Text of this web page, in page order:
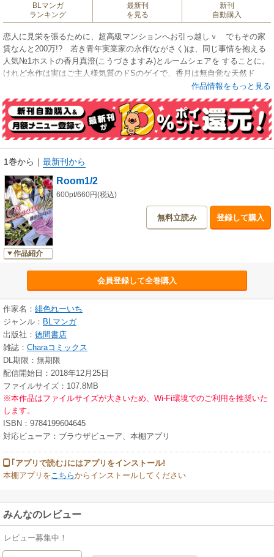
BLマンガ
ランキング
最新刊
を見る
新刊
自動購入
恋人に見栄を張るために、超高級マンションへお引っ越しｖ でもその家
賃なんと200万!? 若き青年実業家の永作(ながさく)は、同じ事情を抱える
人気№1ホストの香月真澄(こうづきますみ)とルームシェアを することに。
けれど永作は実はご主人様気質のドSのゲイで、香月は無自覚な天然ド
作品情報をもっと見る
1巻から ｜ 最新刊から
作品紹介
Room1/2
600pt/660円(税込)
無料立読み 登録して購入
会員登録して全巻購入
作家名： 緋色れーいち
ジャンル： BLマンガ
出版社： 徳間書店
雑誌： Charaコミックス
DL期限：無期限
配信開始日：2018年12月25日
ファイルサイズ：107.8MB
※本作品はファイルサイズが大きいため、Wi-Fi環境でのご利用を推奨いた
します。
ISBN：9784199604645
対応ビューア：ブラウザビューア、本棚アプリ
｢アプリで読む｣にはアプリをインストール!
本棚アプリをこちらからインストールしてください
みんなのレビュー
レビュー募集中！